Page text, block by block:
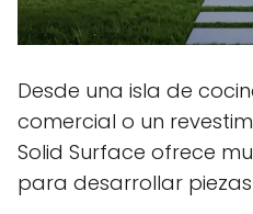
Desde una isla de
comercial o un
Solid Surface ofrece
para desarrollar piezas